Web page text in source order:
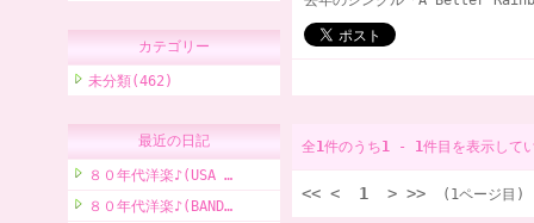
カテゴリー
未分類(462)
最近の日記
８０年代洋楽♪(USA …
８０年代洋楽♪(BAND…
全1件のうち1 - 1件目を表示して
<< < 1 > >> (1ページ目)